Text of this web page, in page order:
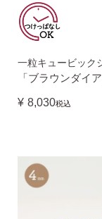
商品レビューを
なでしこピアスの
使いにくい所を、
読み物を見る
ピアス安心サポ
一粒キュービック
「ブラウンダイ
¥ 8,030税込